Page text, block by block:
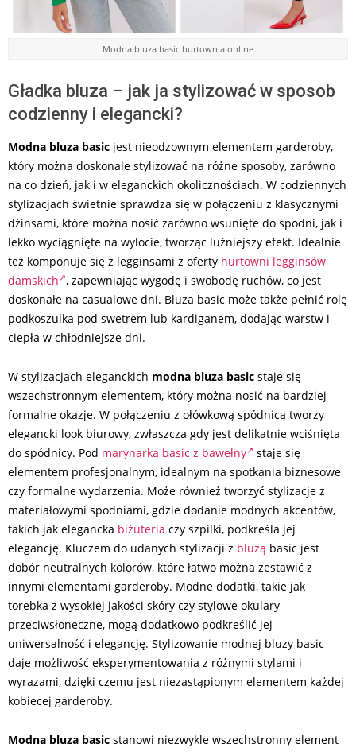
Modna bluza basic hurtownia online
Gładka bluza – jak ja stylizować w sposob
codzienny i elegancki?
Modna bluza basic jest nieodzownym elementem garderoby,
który można doskonale stylizować na różne sposoby, zarówno
na co dzień, jak i w eleganckich okolicznościach. W codziennych
stylizacjach świetnie sprawdza się w połączeniu z klasycznymi
dżinsami, które można nosić zarówno wsunięte do spodni, jak i
lekko wyciągnięte na wylocie, tworząc luźniejszy efekt. Idealnie
też komponuje się z legginsami z oferty hurtowni legginsów
damskich , zapewniając wygodę i swobodę ruchów, co jest
doskonałe na casualowe dni. Bluza basic może także pełnić rolę
podkoszulka pod swetrem lub kardiganem, dodając warstw i
ciepła w chłodniejsze dni.
W stylizacjach eleganckich modna bluza basic staje się
wszechstronnym elementem, który można nosić na bardziej
formalne okazje. W połączeniu z ołówkową spódnicą tworzy
elegancki look biurowy, zwłaszcza gdy jest delikatnie wciśnięta
do spódnicy. Pod marynarką basic z bawełny
staje się
elementem profesjonalnym, idealnym na spotkania biznesowe
czy formalne wydarzenia. Może również tworzyć stylizacje z
materiałowymi spodniami, gdzie dodanie modnych akcentów,
takich jak elegancka biżuteria czy szpilki, podkreśla jej
elegancję. Kluczem do udanych stylizacji z bluzą basic jest
dobór neutralnych kolorów, które łatwo można zestawić z
innymi elementami garderoby. Modne dodatki, takie jak
torebka z wysokiej jakości skóry czy stylowe okulary
przeciwsłoneczne, mogą dodatkowo podkreślić jej
uniwersalność i elegancję. Stylizowanie modnej bluzy basic
daje możliwość eksperymentowania z różnymi stylami i
wyrazami, dzięki czemu jest niezastąpionym elementem każdej
kobiecej garderoby.
Modna bluza basic stanowi niezwykle wszechstronny element